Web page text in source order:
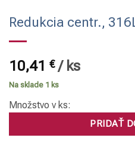
Redukcia centr.,
10,41 €/ ks
Na sklade 1 ks
Množstvo v ks:
PRIDAŤ